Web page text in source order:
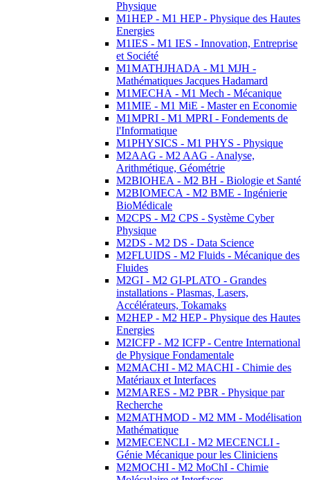
Physique
M1HEP - M1 HEP - Physique des Hautes
Energies
M1IES - M1 IES - Innovation, Entreprise
et Société
M1MATHJHADA - M1 MJH -
Mathématiques Jacques Hadamard
M1MECHA - M1 Mech - Mécanique
M1MIE - M1 MiE - Master en Economie
M1MPRI - M1 MPRI - Fondements de
l'Informatique
M1PHYSICS - M1 PHYS - Physique
M2AAG - M2 AAG - Analyse,
Arithmétique, Géométrie
M2BIOHEA - M2 BH - Biologie et Santé
M2BIOMECA - M2 BME - Ingénierie
BioMédicale
M2CPS - M2 CPS - Système Cyber
Physique
M2DS - M2 DS - Data Science
M2FLUIDS - M2 Fluids - Mécanique des
Fluides
M2GI - M2 GI-PLATO - Grandes
installations - Plasmas, Lasers,
Accélérateurs, Tokamaks
M2HEP - M2 HEP - Physique des Hautes
Energies
M2ICFP - M2 ICFP - Centre International
de Physique Fondamentale
M2MACHI - M2 MACHI - Chimie des
Matériaux et Interfaces
M2MARES - M2 PBR - Physique par
Recherche
M2MATHMOD - M2 MM - Modélisation
Mathématique
M2MECENCLI - M2 MECENCLI -
Génie Mécanique pour les Cliniciens
M2MOCHI - M2 MoChI - Chimie